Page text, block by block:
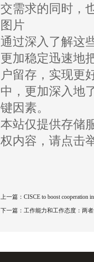
交需求的同时，
图片
通过深入了解这
更加稳定迅速地
户留存，实现更
中，更加深入地
键因素。
本站仅提供存储
权内容，请点击
上一篇： CISCE to boost cooperation
下一篇： 工作能力和工作态度：两